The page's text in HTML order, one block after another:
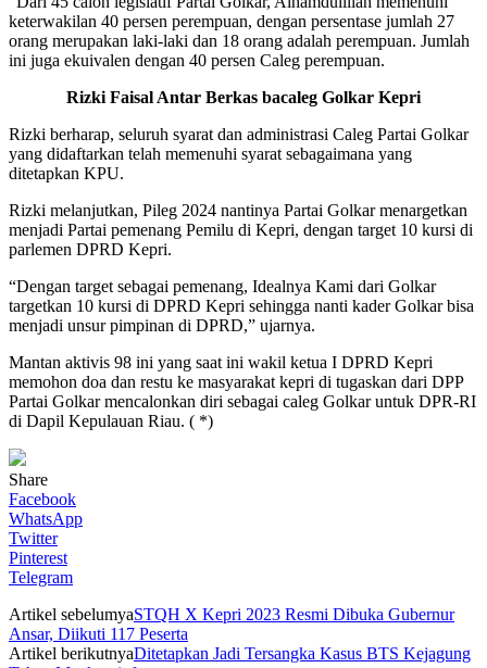
keterwakilan 40 persen perempuan, dengan persentase jumlah 27
orang merupakan laki-laki dan 18 orang adalah perempuan. Jumlah
ini juga ekuivalen dengan 40 persen Caleg perempuan.
Rizki Faisal Antar Berkas bacaleg Golkar Kepri
Rizki berharap, seluruh syarat dan administrasi Caleg Partai Golkar
yang didaftarkan telah memenuhi syarat sebagaimana yang
ditetapkan KPU.
Rizki melanjutkan, Pileg 2024 nantinya Partai Golkar menargetkan
menjadi Partai pemenang Pemilu di Kepri, dengan target 10 kursi di
parlemen DPRD Kepri.
“Dengan target sebagai pemenang, Idealnya Kami dari Golkar
targetkan 10 kursi di DPRD Kepri sehingga nanti kader Golkar bisa
menjadi unsur pimpinan di DPRD,” ujarnya.
Mantan aktivis 98 ini yang saat ini wakil ketua I DPRD Kepri
memohon doa dan restu ke masyarakat kepri di tugaskan dari DPP
Partai Golkar mencalonkan diri sebagai caleg Golkar untuk DPR-RI
di Dapil Kepulauan Riau. ( *)
Share
Facebook
WhatsApp
Twitter
Pinterest
Telegram
Artikel sebelumyaSTQH X Kepri 2023 Resmi Dibuka Gubernur
Ansar, Diikuti 117 Peserta
Artikel berikutnyaDitetapkan Jadi Tersangka Kasus BTS Kejagung